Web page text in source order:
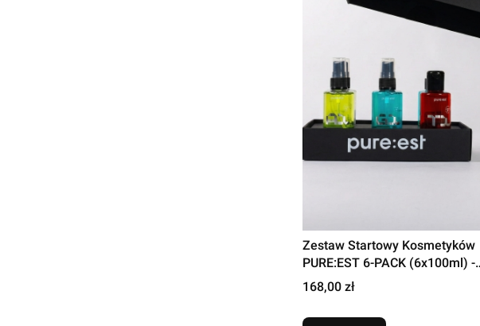
Zestaw Startowy Kosmetyków
PURE:EST 6-PACK (6x100ml) -
Kompletny Pakiet
Cena
168,00 zł